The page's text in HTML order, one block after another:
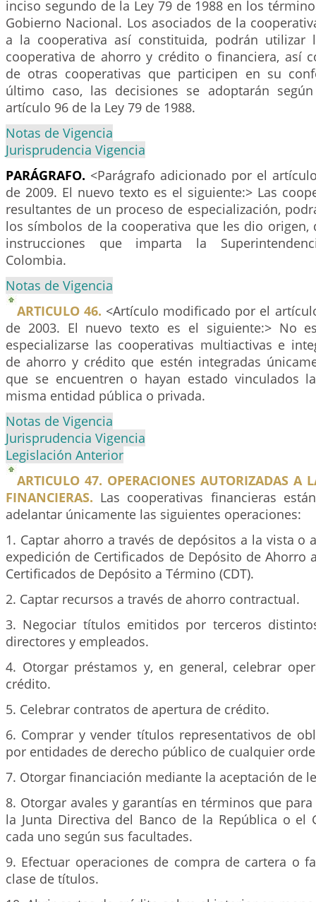
inciso segundo de la Ley 79 de 1988 en los
Gobierno Nacional. Los asociados de la
a la cooperativa así constituida, podrán utilizar
cooperativa de ahorro y crédito o financiera, así
de otras cooperativas que participen en su
último caso, las decisiones se adoptarán
artículo 96 de la Ley 79 de 1988.
Notas de Vigencia
Jurisprudencia Vigencia
PARÁGRAFO. <Parágrafo adicionado por el
de 2009. El nuevo texto es el siguiente:> Las
resultantes de un proceso de especialización,
los símbolos de la cooperativa que les dio origen,
instrucciones que imparta la
Colombia.
Notas de Vigencia
ARTICULO 46. <Artículo modificado por el
de 2003. El nuevo texto es el siguiente:> No
especializarse las cooperativas multiactivas e
de ahorro y crédito que estén integradas
que se encuentren o hayan estado vinculados
misma entidad pública o privada.
Notas de Vigencia
Jurisprudencia Vigencia
Legislación Anterior
ARTICULO 47. OPERACIONES AUTORIZADAS A
FINANCIERAS. Las cooperativas financieras
adelantar únicamente las siguientes operaciones:
1. Captar ahorro a través de depósitos a la vista o
expedición de Certificados de Depósito de Ahorro
Certificados de Depósito a Término (CDT).
2. Captar recursos a través de ahorro contractual.
3. Negociar títulos emitidos por terceros
directores y empleados.
4. Otorgar préstamos y, en general, celebrar
crédito.
5. Celebrar contratos de apertura de crédito.
6. Comprar y vender títulos representativos de
por entidades de derecho público de cualquier
7. Otorgar financiación mediante la aceptación de
8. Otorgar avales y garantías en términos que
la Junta Directiva del Banco de la República o el
cada uno según sus facultades.
9. Efectuar operaciones de compra de cartera o
clase de títulos.